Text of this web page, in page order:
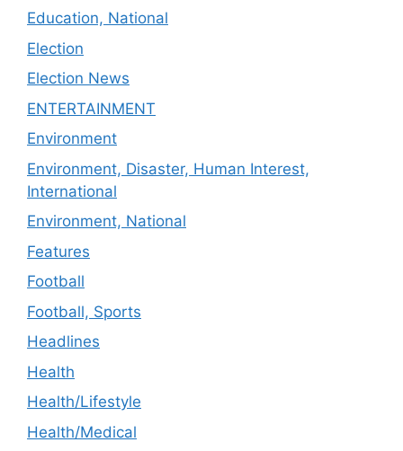
Education, National
Election
Election News
ENTERTAINMENT
Environment
Environment, Disaster, Human Interest,
International
Environment, National
Features
Football
Football, Sports
Headlines
Health
Health/Lifestyle
Health/Medical